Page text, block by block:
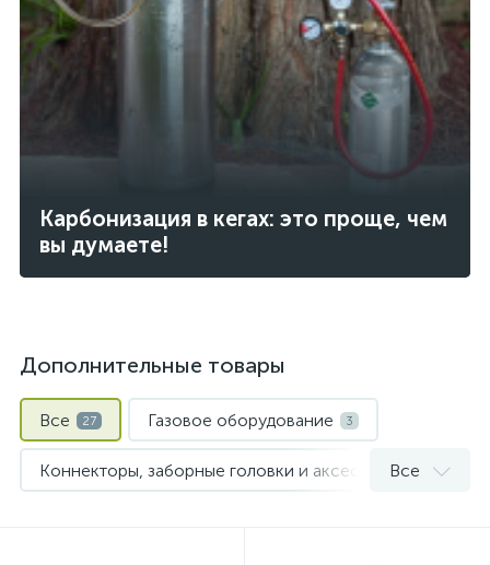
Карбонизация в кегах: это проще, чем
вы думаете!
Дополнительные товары
Все 27 Газовое оборудование 3
Коннекторы, заборные головки и аксессуары для кегов
Все